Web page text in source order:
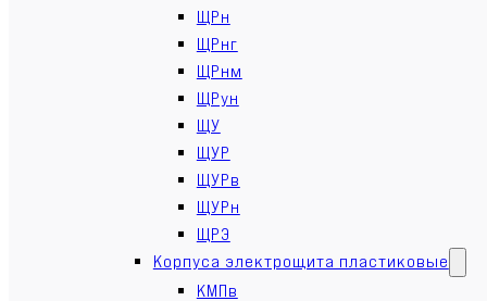
ЩРн
ЩРнг
ЩРнм
ЩРун
ЩУ
ЩУР
ЩУРв
ЩУРн
ЩРЭ
Корпуса электрощита пластиковые
КМПв